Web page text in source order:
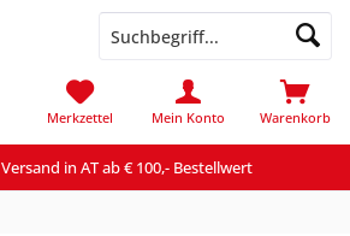
in AT ab € 100,- Bestellwert
Warenkorb
Merkzettel Mein Konto